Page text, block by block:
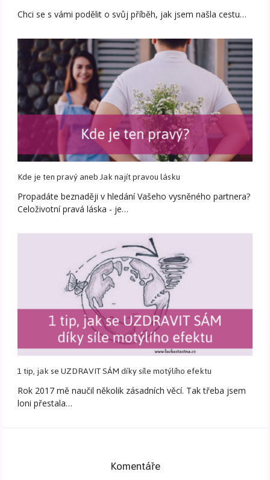
Chci se s vámi podělit o svůj příběh, jak jsem našla cestu…
Kde je ten pravý aneb Jak najít pravou lásku
Propadáte beznaději v hledání Vašeho vysněného partnera?
Celoživotní pravá láska - je…
1 tip, jak se UZDRAVIT SÁM díky síle motýlího efektu
Rok 2017 mě naučil několik zásadních věcí. Tak třeba jsem
loni přestala…
Komentáře